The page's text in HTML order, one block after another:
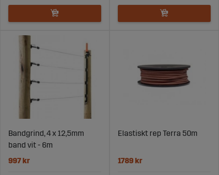
Bandgrind, 4 x 12,5mm
band vit - 6m
997 kr
Elastiskt rep Terra 50m
1789 kr